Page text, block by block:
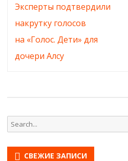
Навигация
по
записям
Эксперты подтвердили
накрутку голосов
на «Голос. Дети» для
дочери Алсу
Search
for:
СВЕЖИЕ ЗАПИСИ